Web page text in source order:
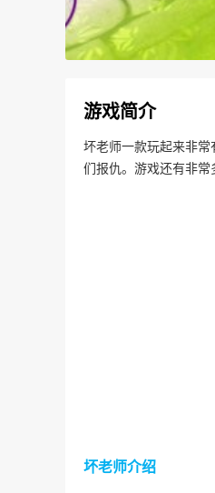
游戏简介
坏老师一款玩起来非
们报仇。游戏还有非常
坏老师介绍